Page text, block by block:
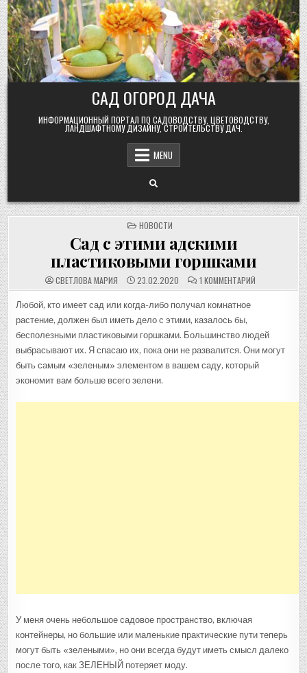
Skip
to
content
САД ОГОРОД ДАЧА
ИНФОРМАЦИОННЫЙ ПОРТАЛ ПО САДОВОДСТВУ, ЦВЕТОВОДСТВУ,
ЛАНДШАФТНОМУ ДИЗАЙНУ, СТРОИТЕЛЬСТВУ ДАЧ.
MENU
POSTED
IN
НОВОСТИ
Сад с этими адскими
пластиковыми горшками
СВЕТЛОВА МАРИЯ 23.02.2020 1 КОММЕНТАРИЙК
ЗАПИСИ
ГОРШКАМИ
Любой, кто имеет сад или когда-либо получал комнатное
растение, должен был иметь дело с этими, казалось бы,
бесполезными пластиковыми горшками. Большинство людей
выбрасывают их. Я спасаю их, пока они не развалится. Они могут
быть самым «зеленым» элементом в вашем саду, который
экономит вам больше всего зелени.
У меня очень небольшое садовое пространство, включая
контейнеры, но большие или маленькие практические пути теперь
могут быть «зелеными», но они всегда будут иметь смысл далеко
после того, как ЗЕЛЕНЫЙ потеряет моду.